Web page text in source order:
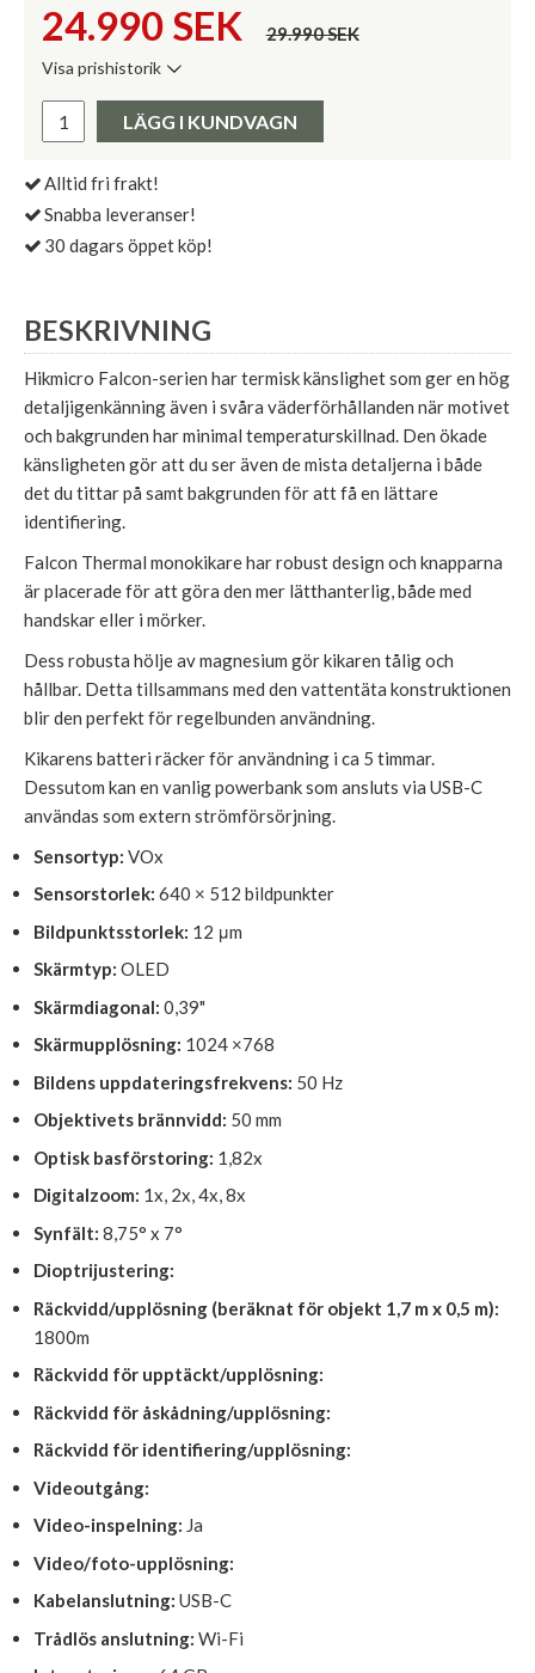
24.990 SEK 29.990 SEK
Visa prishistorik
Pris:
LÄGG I KUNDVAGN
Alltid fri frakt!
Snabba leveranser!
30 dagars öppet köp!
BESKRIVNING
Hikmicro Falcon-serien har termisk känslighet som ger en hög
detaljigenkänning även i svåra väderförhållanden när motivet
och bakgrunden har minimal temperaturskillnad. Den ökade
känsligheten gör att du ser även de mista detaljerna i både
det du tittar på samt bakgrunden för att få en lättare
identifiering.
Falcon Thermal monokikare har robust design och knapparna
är placerade för att göra den mer lätthanterlig, både med
handskar eller i mörker.
Dess robusta hölje av magnesium gör kikaren tålig och
hållbar. Detta tillsammans med den vattentäta konstruktionen
blir den perfekt för regelbunden användning.
Kikarens batteri räcker för användning i ca 5 timmar.
Dessutom kan en vanlig powerbank som ansluts via USB-C
användas som extern strömförsörjning.
Sensortyp: VOx
Sensorstorlek: 640 × 512 bildpunkter
Bildpunktsstorlek: 12 μm
Skärmtyp: OLED
Skärmdiagonal: 0,39"
Skärmupplösning: 1024 ×768
Bildens uppdateringsfrekvens: 50 Hz
Objektivets brännvidd: 50 mm
Optisk basförstoring: 1,82x
Digitalzoom: 1x, 2x, 4x, 8x
Synfält: 8,75° x 7°
Dioptrijustering:
Räckvidd/upplösning (beräknat för objekt 1,7 m x 0,5 m):
1800m
Räckvidd för upptäckt/upplösning:
Räckvidd för åskådning/upplösning:
Räckvidd för identifiering/upplösning:
Videoutgång:
Video-inspelning: Ja
Video/foto-upplösning:
Kabelanslutning: USB-C
Trådlös anslutning: Wi-Fi